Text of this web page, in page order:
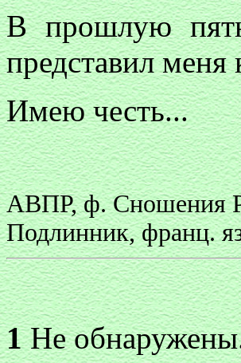
В прошлую
представил меня
Имею честь...
АВПР, ф. Сношения
Подлинник, франц.
1Не